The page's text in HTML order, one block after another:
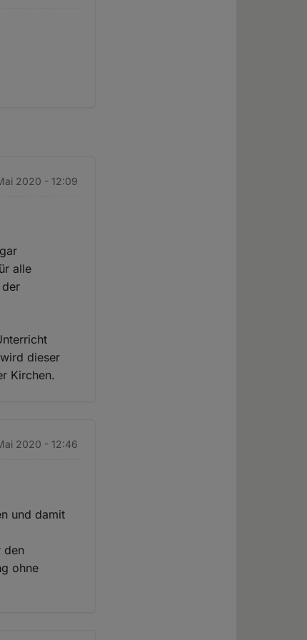
2020 - 12:09
alle
dieser
Kirchen.
2020 - 12:46
und damit
den
ohne